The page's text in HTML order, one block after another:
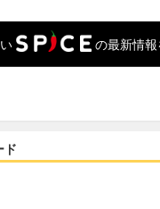
の最新情報
ド